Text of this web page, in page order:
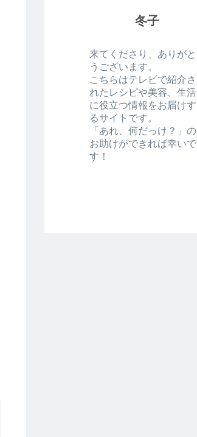
冬子
来てくださり、ありがと
うございます。
こちらはテレビで紹介さ
れたレシピや美容、生活
に役立つ情報をお届けす
るサイトです。
「あれ、何だっけ？」の
お助けができれば幸いで
す！